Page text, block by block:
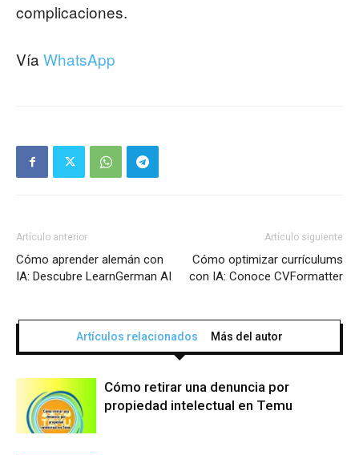
complicaciones.
Vía WhatsApp
Artículo anterior
Cómo aprender alemán con
IA: Descubre LearnGerman AI
Artículo siguiente
Cómo optimizar currículums
con IA: Conoce CVFormatter
Artículos relacionados Más del autor
Cómo retirar una denuncia por
propiedad intelectual en Temu